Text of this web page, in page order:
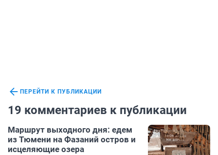
ПЕРЕЙТИ К ПУБЛИКАЦИИ
19 комментариев к публикации
Маршрут выходного дня: едем
из Тюмени на Фазаний остров и
исцеляющие озера